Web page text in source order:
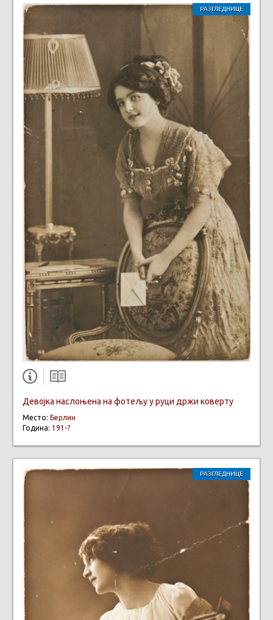
РАЗГЛЕДНИЦЕ
Девојка наслоњена на фотељу у руци држи коверту
Место: Берлин
Година: 191-?
РАЗГЛЕДНИЦЕ